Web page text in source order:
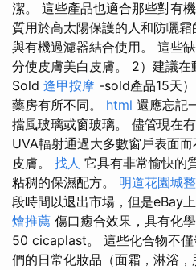
潔。 這些產品也適合那些對有
質用於高太陽保護的人和防曬
與有機過濾器結合使用。 這些
分使皮膚美白皮膚。 2）建議
Sold 逢甲按摩 -sold產品15天
藥房有所不同。 html 還應忘記
擋風玻璃或窗玻璃。 儘管現在
UVA輻射通過大多數窗戶表面
皮膚。 找人 它具有非常愉快的
粘稠的保濕配方。 明道花園城
段時間以退出市場，但是eBay
燴推薦 傷口癒合效果，具有化
50 cicaplast。 這些化合物不
們的日常化妝品（面霜，淋浴